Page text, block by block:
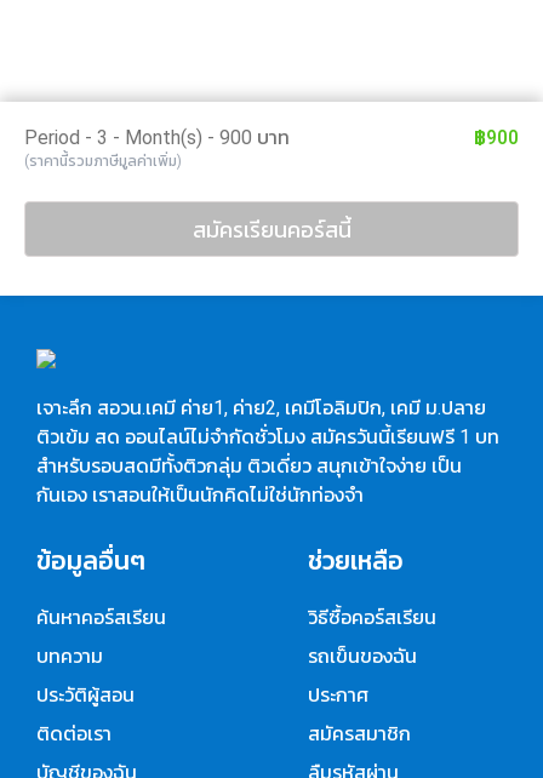
฿900
Period - 3 - Month(s) - 900 บาท
(ราคานี้รวมภาษีมูลค่าเพิ่ม)
สมัครเรียนคอร์สนี้
เจาะลึก สอวน.เคมี ค่าย1, ค่าย2, เคมีโอลิมปิก, เคมี ม.ปลาย
ติวเข้ม สด ออนไลน์ไม่จำกัดชั่วโมง สมัครวันนี้เรียนฟรี 1 บท
สำหรับรอบสดมีทั้งติวกลุ่ม ติวเดี่ยว สนุกเข้าใจง่าย เป็น
กันเอง เราสอนให้เป็นนักคิดไม่ใช่นักท่องจำ
ข้อมูลอื่นๆ
ค้นหาคอร์สเรียน
บทความ
ประวัติผู้สอน
ติดต่อเรา
บัญชีของฉัน
ช่วยเหลือ
วิธีซื้อคอร์สเรียน
รถเข็นของฉัน
ประกาศ
สมัครสมาชิก
ลืมรหัสผ่าน